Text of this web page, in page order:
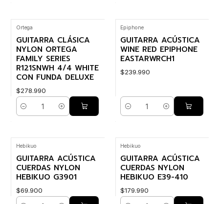
Ortega
GUITARRA CLÁSICA
NYLON ORTEGA
FAMILY SERIES
R121SNWH 4/4 WHITE
CON FUNDA DELUXE
$278.990
Cantidad
Epiphone
GUITARRA ACÚSTICA
WINE RED EPIPHONE
EASTARWRCH1
$239.990
Cantidad
Hebikuo
GUITARRA ACÚSTICA
CUERDAS NYLON
HEBIKUO G3901
$69.900
Hebikuo
GUITARRA ACÚSTICA
CUERDAS NYLON
HEBIKUO E39-410
$179.990